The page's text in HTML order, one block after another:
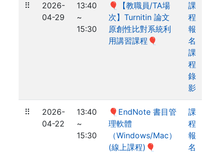
⠿
2026-
04-29
13:40
~
15:30
🎈【教職員/TA場
次】Turnitin 論文
原創性比對系統利
用講習課程🎈
課
程
報
名
課
程
錄
影
⠿
2026-
04-22
13:40
~
15:30
🎈EndNote 書目管
理軟體
（Windows/Mac）
(線上課程)🎈
課
程
報
名